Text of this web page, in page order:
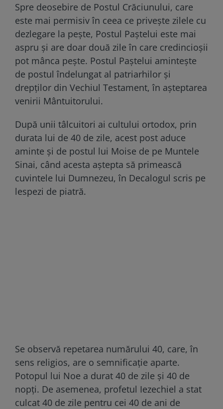
Spre deosebire de Postul Crăciunului, care
este mai permisiv în ceea ce priveşte zilele cu
dezlegare la peşte, Postul Paştelui este mai
aspru şi are doar două zile în care credincioşii
pot mânca peşte. Postul Paştelui aminteşte
de postul îndelungat al patriarhilor şi
drepţilor din Vechiul Testament, în aşteptarea
venirii Mântuitorului.
După unii tâlcuitori ai cultului ortodox, prin
durata lui de 40 de zile, acest post aduce
aminte şi de postul lui Moise de pe Muntele
Sinai, când acesta aştepta să primească
cuvintele lui Dumnezeu, în Decalogul scris pe
lespezi de piatră.
Se observă repetarea numărului 40, care, în
sens religios, are o semnificaţie aparte.
Potopul lui Noe a durat 40 de zile şi 40 de
nopţi. De asemenea, profetul Iezechiel a stat
culcat 40 de zile pentru cei 40 de ani de